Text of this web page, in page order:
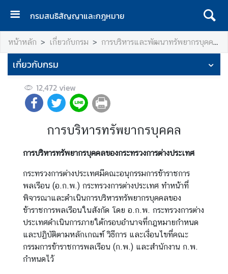
กรมสนธิสัญญาและกฎหมาย
ห
น้
เ
เ
ร
ก
ย
กั
บ
ก
ร
ม
ส
หน้าหลัก เกี่ยวกับกรม การบริหารและพัฒนาทรัพยากรบุคคล
เกี่ยวกับกรม
12,472 view
การบริหารทรัพยากรบุคคล
การบริหารทรัพยากรบุคคลของกระทรวงการต่างประเทศ
กระทรวงการต่างประเทศมีคณะอนุกรรมการข้าราชการ
พลเรือน (อ.ก.พ.) กระทรวงการต่างประเทศ ทำหน้าที่
พิจารณาและดำเนินการบริหารทรัพยากรบุคคลของ
ข้าราชการพลเรือนในสังกัด โดย อ.ก.พ. กระทรวงการต่าง
ประเทศดำเนินการภายใต้กรอบอำนาจที่กฎหมายกำหนด
และปฏิบัติตามหลักเกณฑ์ วิธีการ และเงื่อนไขที่คณะ
กรรมการข้าราชการพลเรือน (ก.พ.) และสำนักงาน ก.พ.
กำหนดไว้